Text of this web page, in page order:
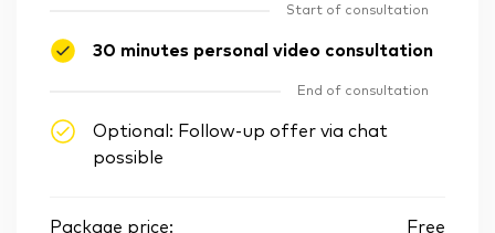
Start of consultation
30 minutes personal video consultation
End of consultation
Optional: Follow-up offer via chat
possible
Package price: Free